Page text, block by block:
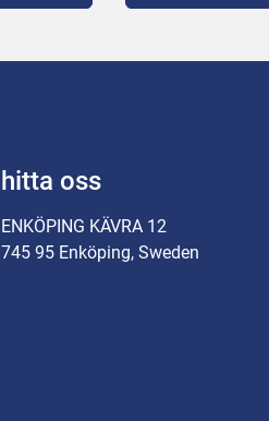
hitta oss
ENKÖPING KÄVRA 12
745 95 Enköping, Sweden